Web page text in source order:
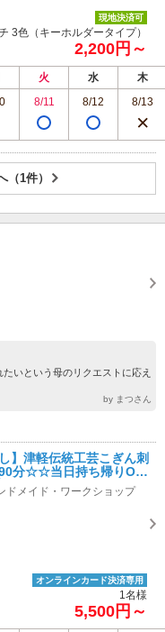
現地決済可
3色（キーホルダータイプ）
2,200円～
火 水
木
8/11 8/12 8/13
1件）
いという母のリクエストに応え
by まつさん
】津軽伝統工芸こぎん刺
分☆☆当日持ち帰りOK
！！
ドメイド・ワークショップ
オンラインカード決済専用
1名様
5,500円～